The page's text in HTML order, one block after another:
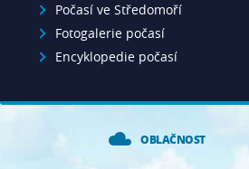
Počasí ve Středomoří
Fotogalerie počasí
Encyklopedie počasí
OBLAČNOST